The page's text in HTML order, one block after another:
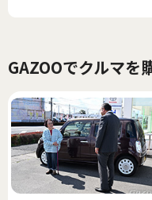
GAZOOでクルマを